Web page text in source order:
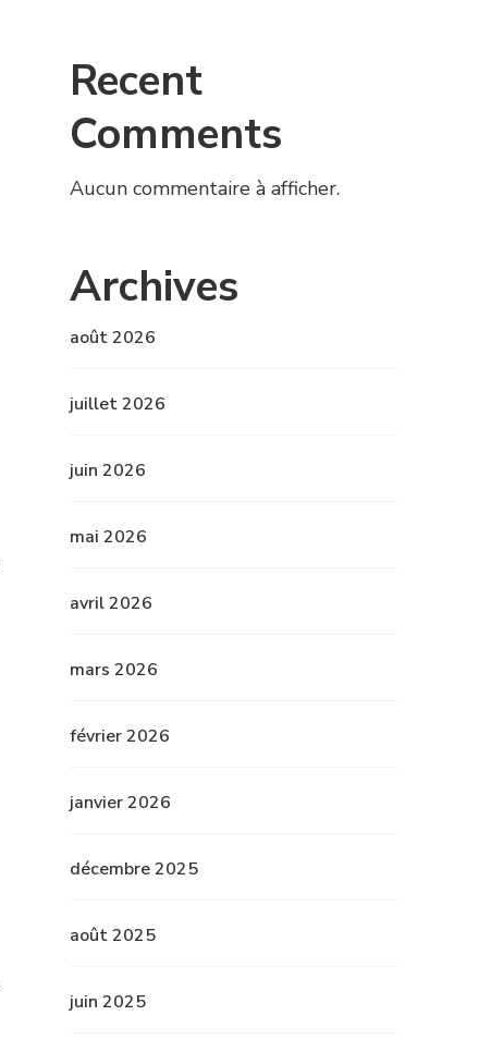
Recent
Comments
Aucun commentaire à afficher.
Archives
août 2026
juillet 2026
juin 2026
mai 2026
avril 2026
mars 2026
février 2026
janvier 2026
décembre 2025
août 2025
juin 2025